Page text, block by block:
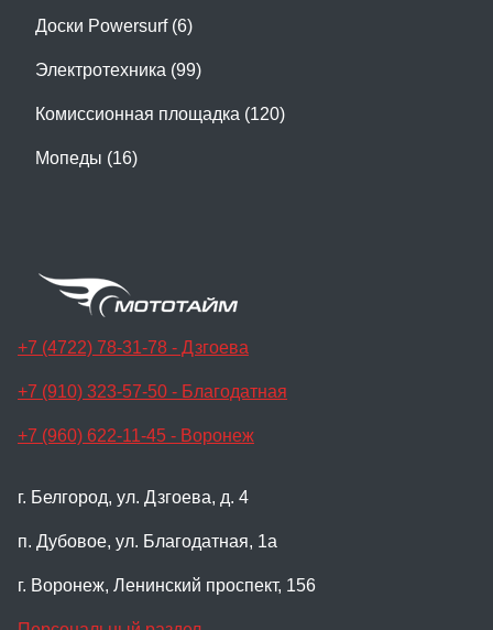
Доски Powersurf (6)
Электротехника (99)
Комиссионная площадка (120)
Мопеды (16)
+7 (4722) 78-31-78 - Дзгоева
+7 (910) 323-57-50 - Благодатная
+7 (960) 622-11-45 - Воронеж
г. Белгород, ул. Дзгоева, д. 4
п. Дубовое, ул. Благодатная, 1а
г. Воронеж, Ленинский проспект, 156